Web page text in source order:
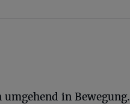
in Bewegung.